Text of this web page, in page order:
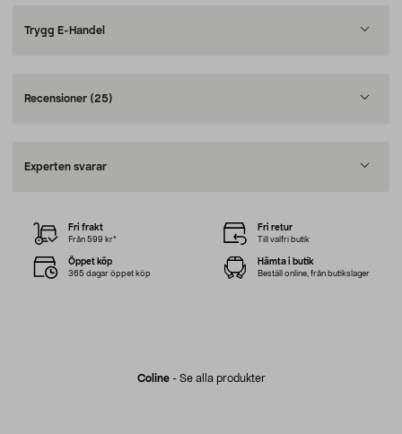
Trygg E-Handel
Recensioner (25)
Experten svarar
Coline- Se alla produkter
Fri frakt
Från 599 kr*
Fri retur
Till valfri butik
Öppet köp
365 dagar öppet köp
Hämta i butik
Beställ online, från butikslager